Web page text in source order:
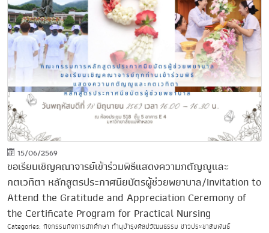
15/06/2569
ขอเรียนเชิญคณาจารย์เข้าร่วมพิธีแสดงความกตัญญูและ
กตเวทิตา หลักสูตรประกาศนียบัตรผู้ช่วยพยาบาล/Invitation to
Attend the Gratitude and Appreciation Ceremony of
the Certificate Program for Practical Nursing
Categories: กิจกรรมกิจการนักศึกษา ทำนุบำรุงศิลปวัฒนธรรม ข่าวประชาสัมพันธ์